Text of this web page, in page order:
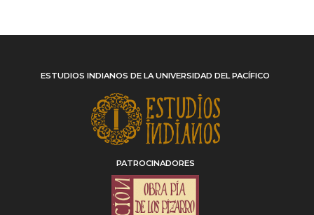
ESTUDIOS INDIANOS DE LA UNIVERSIDAD DEL PACÍFICO
PATROCINADORES